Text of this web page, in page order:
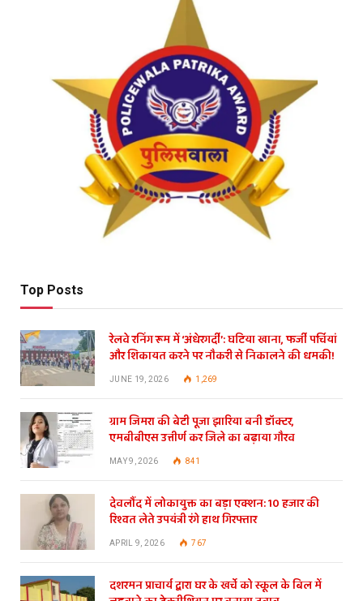
Top Posts
रेलवे रनिंग रूम में ‘अंधेरगर्दी’: घटिया खाना, फर्जी पर्चियां
और शिकायत करने पर नौकरी से निकालने की धमकी!
JUNE 19, 2026 1,269
ग्राम जिमरा की बेटी पूजा झारिया बनी डॉक्टर,
एमबीबीएस उत्तीर्ण कर जिले का बढ़ाया गौरव
MAY 9, 2026 841
देवलौंद में लोकायुक्त का बड़ा एक्शन: 10 हजार की
रिश्वत लेते उपयंत्री रंगे हाथ गिरफ्तार
APRIL 9, 2026 767
दशरमन प्राचार्य द्वारा घर के खर्चे को स्कूल के बिल में